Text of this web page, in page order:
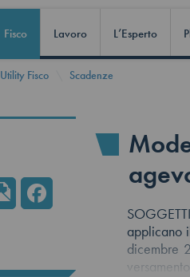
Fisco Lavoro L’Esperto
Utility Fisco Scadenze
applicano
dicembre